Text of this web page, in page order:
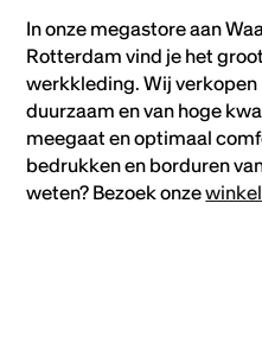
In onze megastore aan
Rotterdam vind je het
werkkleding. Wij
duurzaam en van hoge
meegaat en optimaal
bedrukken en borduren
weten? Bezoek onze